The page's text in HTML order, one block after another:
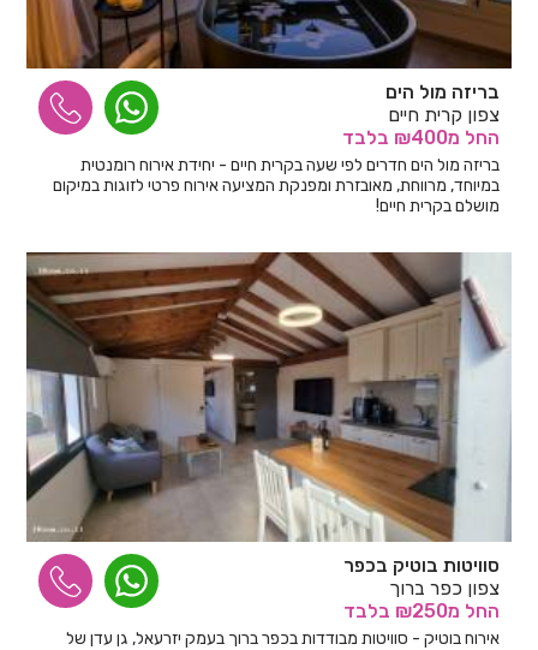
בריזה מול הים
צפון קרית חיים
החל מ₪400 בלבד
בריזה מול הים חדרים לפי שעה בקרית חיים - יחידת אירוח רומנטית
במיוחד, מרווחת, מאובזרת ומפנקת המציעה אירוח פרטי לזוגות במיקום
מושלם בקרית חיים!
סוויטות בוטיק בכפר
צפון כפר ברוך
החל מ₪250 בלבד
אירוח בוטיק - סוויטות מבודדות בכפר ברוך בעמק יזרעאל, גן עדן של